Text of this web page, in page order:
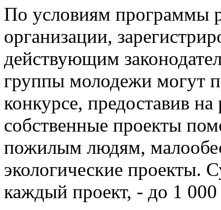
По условиям программы
организации,
действующим
группы молодежи могут
конкурсе, предоставив
собственные проекты
пожилым людям,
экологические проекты.
каждый проект, - до 1